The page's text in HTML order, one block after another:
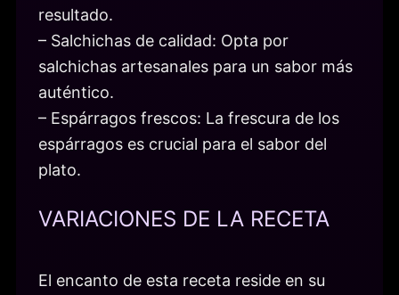
resultado.
– Salchichas de calidad: Opta por
salchichas artesanales para un sabor más
auténtico.
– Espárragos frescos: La frescura de los
espárragos es crucial para el sabor del
plato.
VARIACIONES DE LA RECETA
El encanto de esta receta reside en su